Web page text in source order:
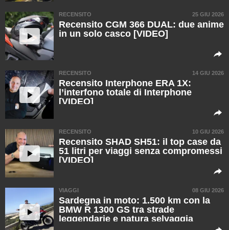
RECENSITO 25 GIU 2026
Recensito CGM 366 DUAL: due anime
in un solo casco [VIDEO]
RECENSITO 14 GIU 2026
Recensito Interphone ERA 1X:
l’interfono totale di Interphone
[VIDEO]
RECENSITO 10 GIU 2026
Recensito SHAD SH51: il top case da
51 litri per viaggi senza compromessi
[VIDEO]
VIAGGI 08 GIU 2026
Sardegna in moto: 1.500 km con la
BMW R 1300 GS tra strade
leggendarie e natura selvaggia